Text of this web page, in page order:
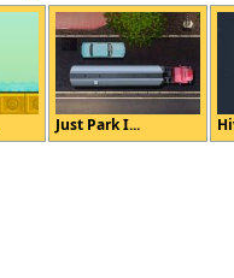
Just Park I...